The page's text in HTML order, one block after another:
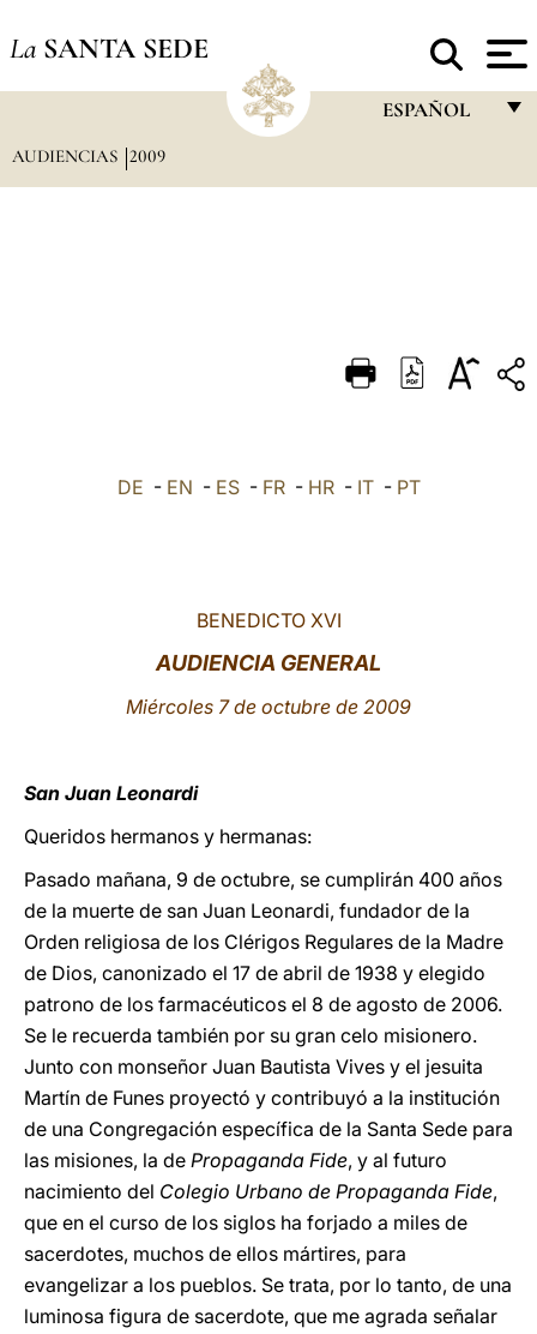
La SANTA SEDE
ESPAÑOL
DEUTSCH
العربيّة
AUDIENCIAS 2009
DE - EN - ES- FR- HR- IT- PT
BENEDICTO XVI
AUDIENCIA GENERAL
Miércoles 7 de octubre de 2009
San Juan Leonardi
Queridos hermanos y hermanas:
Pasado mañana, 9 de octubre, se cumplirán 400 años
de la muerte de san Juan Leonardi, fundador de la
Orden religiosa de los Clérigos Regulares de la Madre
de Dios, canonizado el 17 de abril de 1938 y elegido
patrono de los farmacéuticos el 8 de agosto de 2006.
Se le recuerda también por su gran celo misionero.
Junto con monseñor Juan Bautista Vives y el jesuita
Martín de Funes proyectó y contribuyó a la institución
de una Congregación específica de la Santa Sede para
las misiones, la de Propaganda Fide, y al futuro
nacimiento del Colegio Urbano de Propaganda Fide,
que en el curso de los siglos ha forjado a miles de
sacerdotes, muchos de ellos mártires, para
evangelizar a los pueblos. Se trata, por lo tanto, de una
luminosa figura de sacerdote, que me agrada señalar